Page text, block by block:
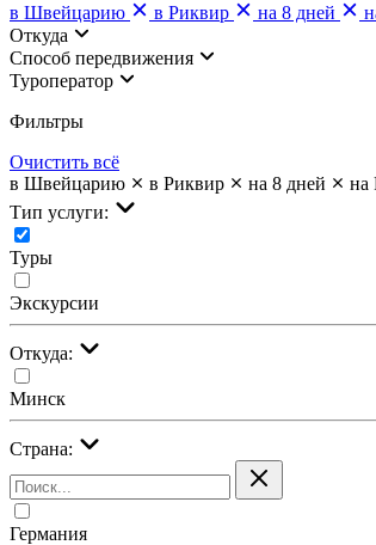
в Швейцарию
в Риквир на 8 дней
Откуда
Cпособ передвижения
Туроператор
Фильтры
Очистить всё
в Швейцарию
в Риквир на 8 дней
на
Тип услуги:
Туры
Экскурсии
Откуда:
Минск
Страна:
Германия